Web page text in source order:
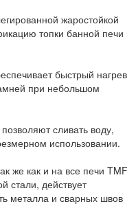
жаростойкой
топки банной печи
быстрый нагрев
при небольшом
сливать воду,
использовании.
же как и на все печи TMF
стали, действует
металла и сварных швов